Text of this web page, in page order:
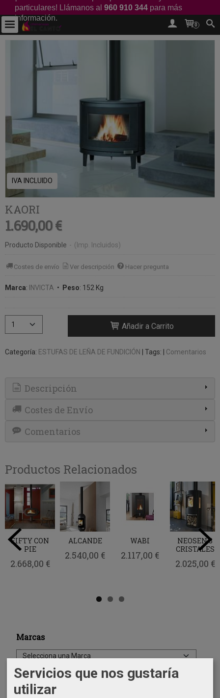
particulares! Llámanos al 960 910 344 para más
información.
0
Marcas
IVA INCLUIDO
KAORI
1.690,00 €
Producto Disponible - (Imp. Incluidos)
Costes de envío Ver descripción Hacer pregunta
Marca: INVICTA • Peso: 152 Kg
Añadir a Carrito
Categoría: ESTUFAS DE LEÑA DE FUNDICIÓN Tags: Comentarios
Descripción
Costes de Envío
Comentarios
Productos Relacionados
FIFTY CON
PIE
2.668,00 €
ALCANDE
2.540,00 €
WABI
2.117,00 €
NEOSEN 3
CRISTALES
2.025,00 €
Servicios que nos gustaría
utilizar